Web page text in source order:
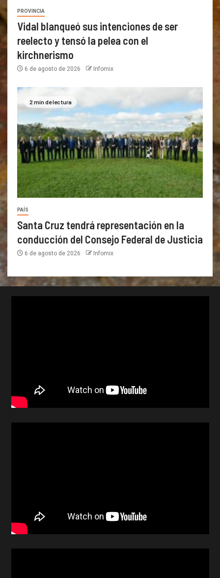
PROVINCIA
Vidal blanqueó sus intenciones de ser
reelecto y tensó la pelea con el
kirchnerismo
6 de agosto de 2026 Infomix
2 min de lectura
PAÍS
Santa Cruz tendrá representación en la
conducción del Consejo Federal de Justicia
6 de agosto de 2026 Infomix